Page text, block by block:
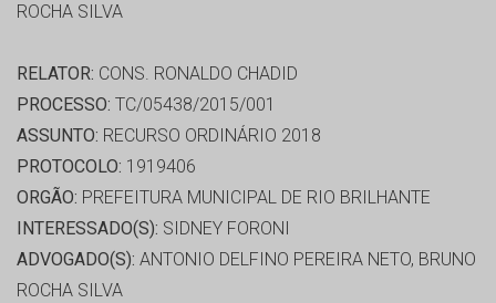
ROCHA SILVA
RELATOR: CONS. RONALDO CHADID
PROCESSO: TC/05438/2015/001
ASSUNTO: RECURSO ORDINÁRIO 2018
PROTOCOLO: 1919406
ORGÃO: PREFEITURA MUNICIPAL DE RIO BRILHANTE
INTERESSADO(S): SIDNEY FORONI
ADVOGADO(S): ANTONIO DELFINO PEREIRA NETO, BRUNO
ROCHA SILVA